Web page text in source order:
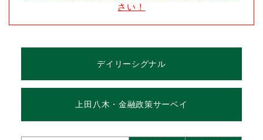
さい！
デイリーシグナル
上田八木・金融政策サーベイ